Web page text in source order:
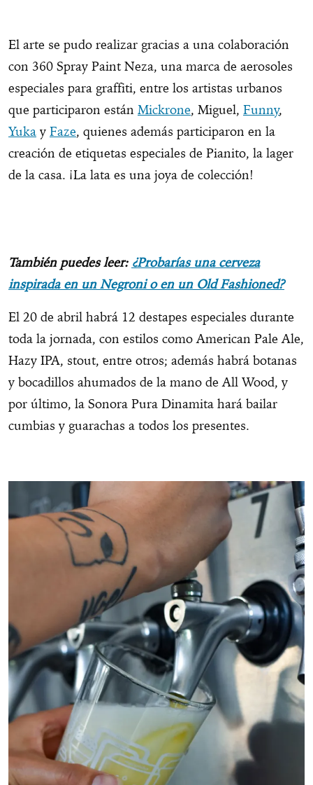
El arte se pudo realizar gracias a una colaboración
con 360 Spray Paint Neza, una marca de aerosoles
especiales para graffiti, entre los artistas urbanos
que participaron están Mickrone, Miguel, Funny,
Yuka y Faze, quienes además participaron en la
creación de etiquetas especiales de Pianito, la lager
de la casa. ¡La lata es una joya de colección!
También puedes leer: ¿Probarías una cerveza
inspirada en un Negroni o en un Old Fashioned?
El 20 de abril habrá 12 destapes especiales durante
toda la jornada, con estilos como American Pale Ale,
Hazy IPA, stout, entre otros; además habrá botanas
y bocadillos ahumados de la mano de All Wood, y
por último, la Sonora Pura Dinamita hará bailar
cumbias y guarachas a todos los presentes.